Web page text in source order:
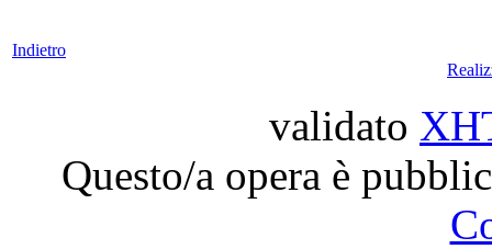
Indietro
validato
Questo/a opera è